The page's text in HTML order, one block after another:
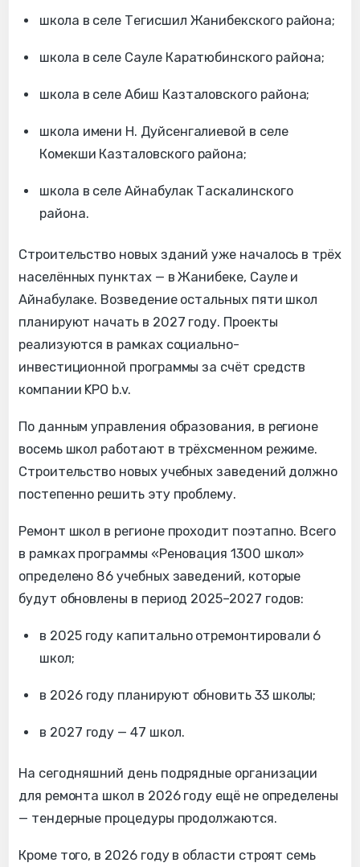
школа в селе Тегисшил Жанибекского района;
школа в селе Сауле Каратюбинского района;
школа в селе Абиш Казталовского района;
школа имени Н. Дуйсенгалиевой в селе
Комекши Казталовского района;
школа в селе Айнабулак Таскалинского
района.
Строительство новых зданий уже началось в трёх
населённых пунктах — в Жанибеке, Сауле и
Айнабулаке. Возведение остальных пяти школ
планируют начать в 2027 году. Проекты
реализуются в рамках социально-
инвестиционной программы за счёт средств
компании KPO b.v.
По данным управления образования, в регионе
восемь школ работают в трёхсменном режиме.
Строительство новых учебных заведений должно
постепенно решить эту проблему.
Ремонт школ в регионе проходит поэтапно. Всего
в рамках программы «Реновация 1300 школ»
определено 86 учебных заведений, которые
будут обновлены в период 2025–2027 годов:
в 2025 году капитально отремонтировали 6
школ;
в 2026 году планируют обновить 33 школы;
в 2027 году — 47 школ.
На сегодняшний день подрядные организации
для ремонта школ в 2026 году ещё не определены
— тендерные процедуры продолжаются.
Кроме того, в 2026 году в области строят семь